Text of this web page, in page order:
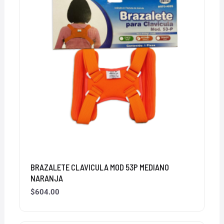
BRAZALETE CLAVICULA MOD 53P MEDIANO
NARANJA
$604.00